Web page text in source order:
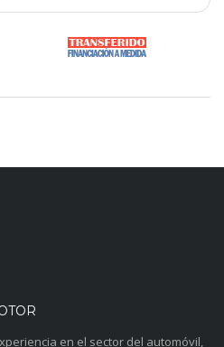
en el sector del automóvil,